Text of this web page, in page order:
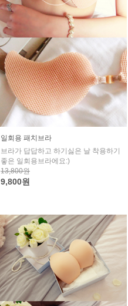
일회용 패치브라
브라가 답답하고 하기싫은 날 착용하기
좋은 일회용브라에요:)
13,800원
9,800원